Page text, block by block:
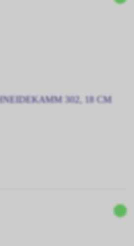
302, 18 CM